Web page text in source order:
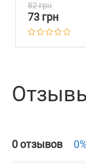
Пряжкой
Авокадо
82 грн
73 грн
0 отзывов